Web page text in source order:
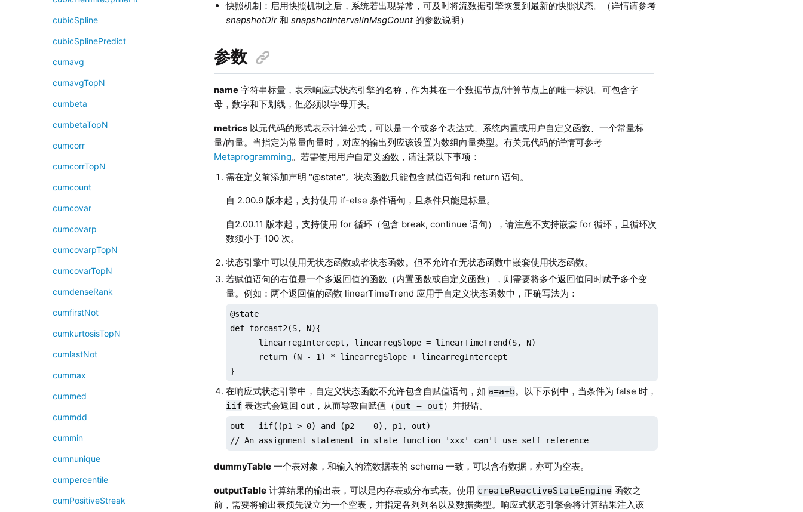
cubicSpline
cubicSplinePredict
cumavg
cumavgTopN
cumbeta
cumbetaTopN
cumcorr
cumcorrTopN
cumcount
cumcovar
cumcovarp
cumcovarpTopN
cumcovarTopN
cumdenseRank
cumfirstNot
cumkurtosisTopN
cumlastNot
cummax
cummed
cummdd
cummin
cumnunique
cumpercentile
cumPositiveStreak
快照机制：启用快照机制之后，系统若出现异常，可及时将流数据引擎恢复到最新的快照状态。（详情请参考
snapshotDir 和snapshotIntervalInMsgCount的参数说明）
参数
name 字符串标量，表示响应式状态引擎的名称，作为其在一个数据节点/计算节点上的唯一标识。可包含字
母，数字和下划线，但必须以字母开头。
metrics 以元代码的形式表示计算公式，可以是一个或多个表达式、系统内置或用户自定义函数、一个常量标
量/向量。当指定为常量向量时，对应的输出列应该设置为数组向量类型。有关元代码的详情可参考
Metaprogramming。若需使用用户自定义函数，请注意以下事项：
需在定义前添加声明 "@state"。状态函数只能包含赋值语句和 return 语句。
自 2.00.9 版本起，支持使用 if-else 条件语句，且条件只能是标量。
自2.00.11 版本起，支持使用 for 循环（包含 break, continue 语句），请注意不支持嵌套 for 循环，且循环次
数须小于 100 次。
状态引擎中可以使用无状态函数或者状态函数。但不允许在无状态函数中嵌套使用状态函数。
若赋值语句的右值是一个多返回值的函数（内置函数或自定义函数），则需要将多个返回值同时赋予多个变
量。例如：两个返回值的函数 linearTimeTrend 应用于自定义状态函数中，正确写法为：
@state
def forcast2(S, N){
      linearregIntercept, linearregSlope = linearTimeTrend(S, N)
      return (N - 1) * linearregSlope + linearregIntercept
}
在响应式状态引擎中，自定义状态函数不允许包含自赋值语句，如 a=a+b。以下示例中，当条件为 false 时，
iif 表达式会返回 out，从而导致自赋值（out = out）并报错。
out = iif((p1 > 0) and (p2 == 0), p1, out)
// An assignment statement in state function 'xxx' can't use self reference
dummyTable 一个表对象，和输入的流数据表的 schema 一致，可以含有数据，亦可为空表。
outputTable 计算结果的输出表，可以是内存表或分布式表。使用 createReactiveStateEngine 函数之
前，需要将输出表预先设立为一个空表，并指定各列列名以及数据类型。响应式状态引擎会将计算结果注入该